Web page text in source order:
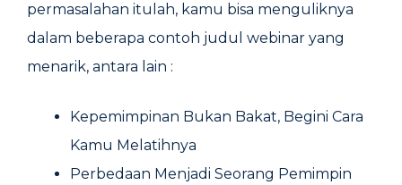
permasalahan itulah, kamu bisa menguliknya
dalam beberapa contoh judul webinar yang
menarik, antara lain :
Kepemimpinan Bukan Bakat, Begini Cara
Kamu Melatihnya
Perbedaan Menjadi Seorang Pemimpin